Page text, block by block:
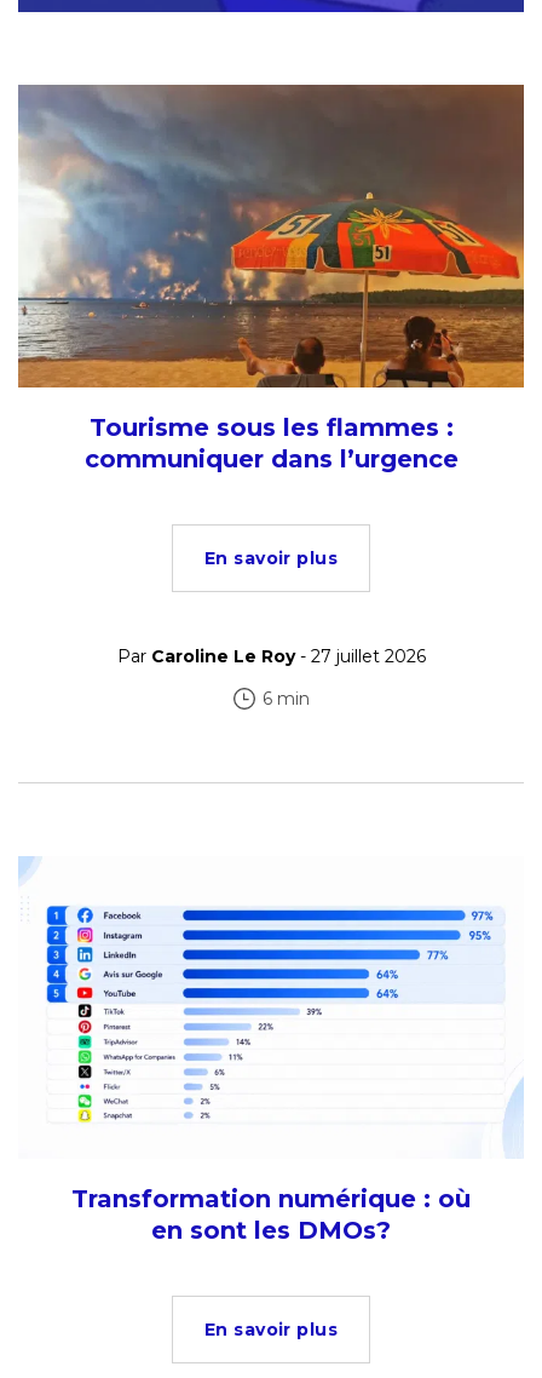
Tourisme sous les flammes :
communiquer dans l’urgence
En savoir plus
Par Caroline Le Roy- 27 juillet 2026
6 min
Transformation numérique : où
en sont les DMOs?
En savoir plus